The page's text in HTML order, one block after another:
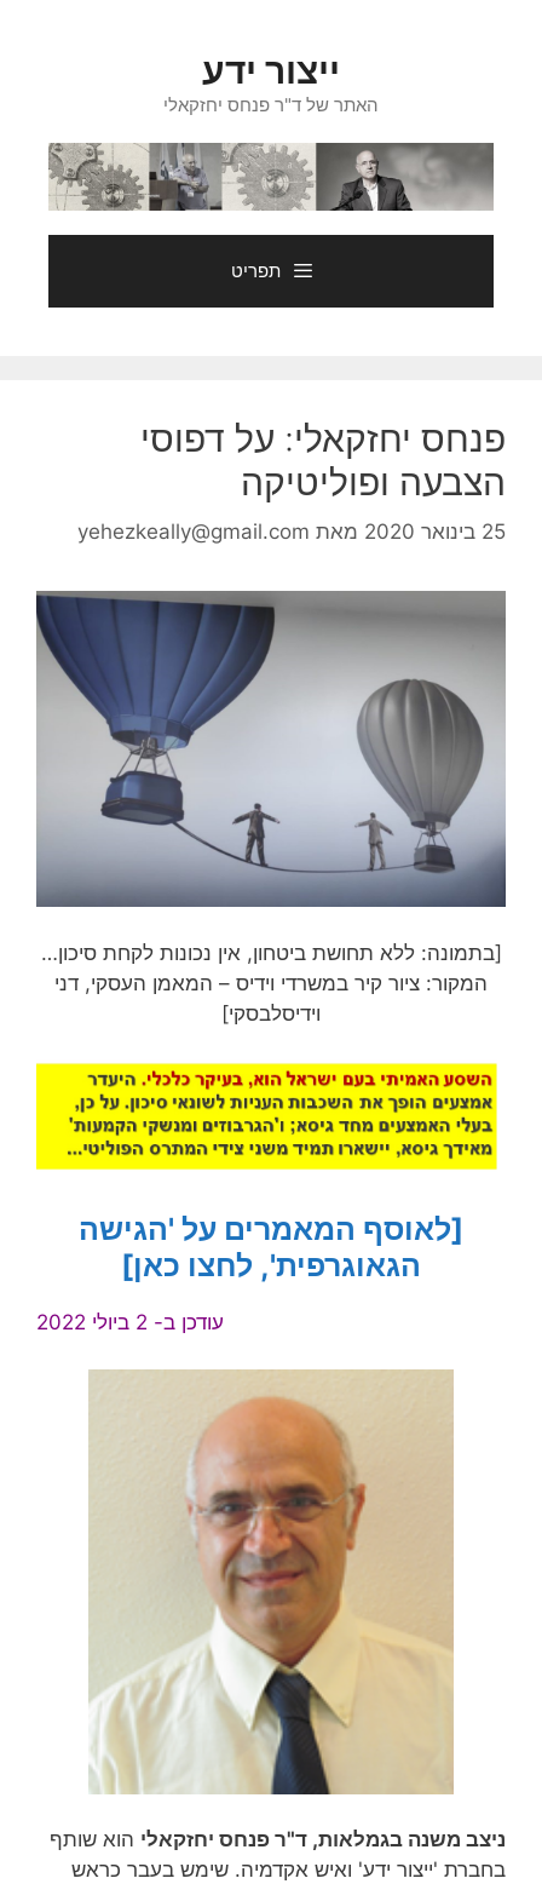
ייצור ידע
האתר של ד"ר פנחס יחזקאלי
תפריט
פנחס יחזקאלי: על דפוסי
הצבעה ופוליטיקה
25 בינואר 2020 מאת yehezkeally@gmail.com
[בתמונה: ללא תחושת ביטחון, אין נכונות לקחת סיכון…
המקור: ציור קיר במשרדי וידיס – המאמן העסקי, דני
וידיסלבסקי]
[לאוסף המאמרים על 'הגישה
הגאוגרפית', לחצו כאן]
עודכן ב- 2 ביולי 2022
ניצב משנה בגמלאות, ד"ר פנחס יחזקאלי הוא שותף
בחברת 'ייצור ידע' ואיש אקדמיה. שימש בעבר כראש